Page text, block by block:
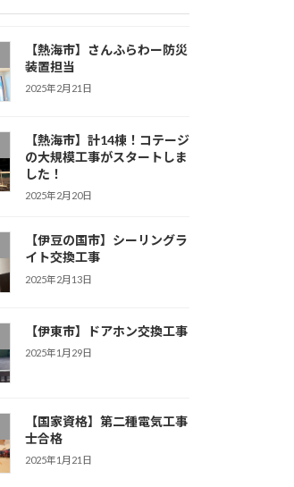
【熱海市】さんふらわー防災
装置担当
2025年2月21日
【熱海市】計14棟！コテージ
の大規模工事がスタートしま
した！
2025年2月20日
【伊豆の国市】シーリングラ
イト交換工事
2025年2月13日
【伊東市】ドアホン交換工事
2025年1月29日
【国家資格】第二種電気工事
士合格
2025年1月21日